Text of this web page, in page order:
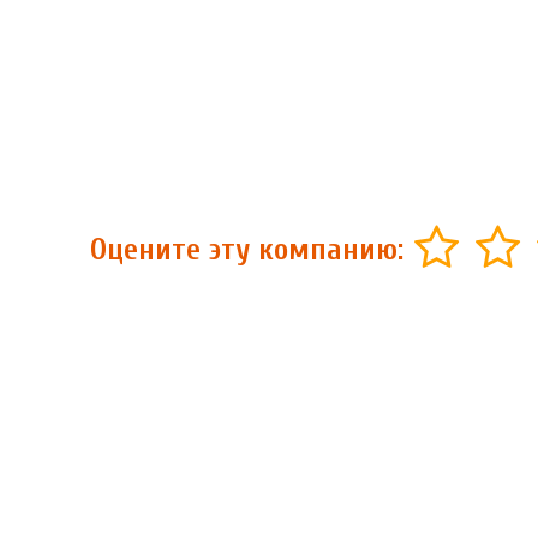
Оцените эту компанию: